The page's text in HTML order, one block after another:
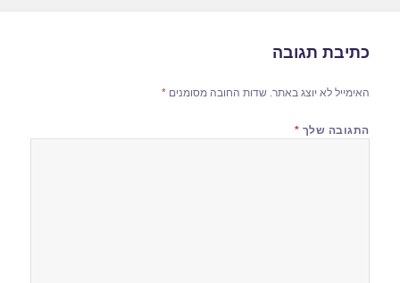
כתיבת תגובה
האימייל לא יוצג באתר. שדות החובה מסומנים*
התגובה שלך *